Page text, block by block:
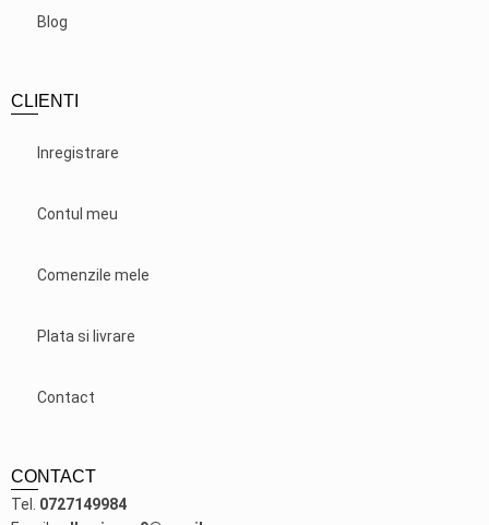
Blog
CLIENTI
Inregistrare
Contul meu
Comenzile mele
Plata si livrare
Contact
CONTACT
Tel. 0727149984